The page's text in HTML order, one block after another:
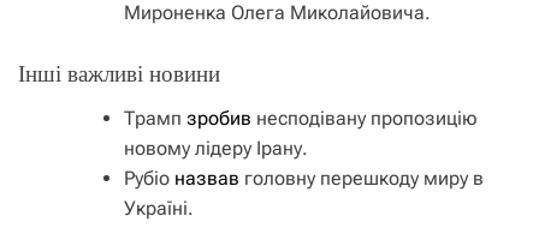
Мироненка Олега Миколайовича.
Інші важливі новини
Трамп зробив несподівану пропозицію
новому лідеру Ірану.
Рубіо назвав головну перешкоду миру в
Україні.